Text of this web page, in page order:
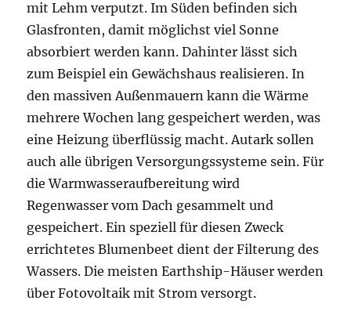
mit Lehm verputzt. Im Süden befinden sich
Glasfronten, damit möglichst viel Sonne
absorbiert werden kann. Dahinter lässt sich
zum Beispiel ein Gewächshaus realisieren. In
den massiven Außenmauern kann die Wärme
mehrere Wochen lang gespeichert werden, was
eine Heizung überflüssig macht. Autark sollen
auch alle übrigen Versorgungssysteme sein. Für
die Warmwasseraufbereitung wird
Regenwasser vom Dach gesammelt und
gespeichert. Ein speziell für diesen Zweck
errichtetes Blumenbeet dient der Filterung des
Wassers. Die meisten Earthship-Häuser werden
über Fotovoltaik mit Strom versorgt.